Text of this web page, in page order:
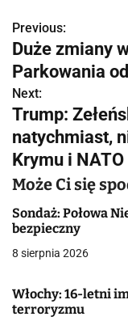
N
a
w
i
g
a
c
j
w
Previous:
Duże zmiany
Parkowania
Next:
Trump:
natychmiast,
Krymu i NATO
Może Ci się
Sondaż: Połowa
bezpieczny
8 sierpnia 2026
Włochy: 16-letni
terroryzmu